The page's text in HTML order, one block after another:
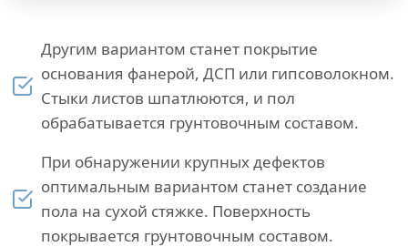
Другим вариантом станет покрытие
основания фанерой, ДСП или гипсоволокном.
Стыки листов шпатлюются, и пол
обрабатывается грунтовочным составом.
При обнаружении крупных дефектов
оптимальным вариантом станет создание
пола на сухой стяжке. Поверхность
покрывается грунтовочным составом.